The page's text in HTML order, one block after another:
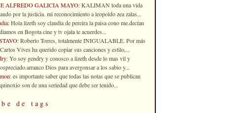
ALFREDO GALICIA MAYO: KALIMAN toda una vida
por la justicia. mi reconocimiento a leopoldo zea zalas...
: Hola lizeth soy claudia de pereira la paisa cono me.decían
en Bogota cine y tv ojala te acuerdes...
: Roberto Torres, totalmente INIGUALABLE. Por más
Vives ha querido copiar sus canciones y estilo,...
: Yo soy gendry y conosco a lizeth desde lo mas vil y
Dios para avergonsar a los sabio y...
: es importante saber que todas las notas que se publican
son de una seriedad que debe ser tenido...
de tags